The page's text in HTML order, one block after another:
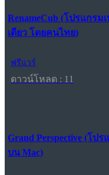
RenameCub (โปรแกร
เดียว โดยคนไทย)
ฟรีแวร์
ดาวน์โหลด : 11
Grand Perspective (โ
บน Mac)